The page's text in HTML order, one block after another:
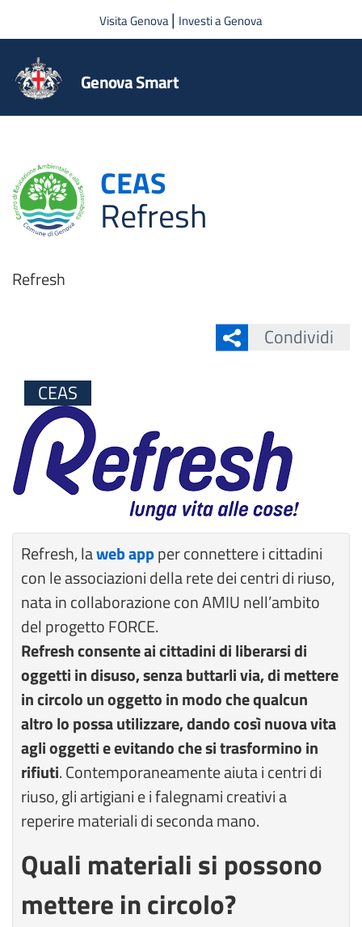
Salta al contenuto principale
Visita Genova| Investi a Genova
Genova Smart
CEAS
Refresh
Refresh
Condividi
CEAS
Refresh, laweb appper connettere i cittadini
con le associazioni della rete dei centri di riuso,
nata in collaborazione con AMIU nell’ambito
del progetto FORCE.
Refresh consente ai cittadini di liberarsi di
oggetti in disuso, senza buttarli via, di mettere
in circolo un oggetto in modo che qualcun
altro lo possa utilizzare, dando così nuova vita
agli oggetti e evitando che si trasformino in
rifiuti. Contemporaneamente aiuta i centri di
riuso, gli artigiani e i falegnami creativi a
reperire materiali di seconda mano.
Quali materiali si possono
mettere in circolo?